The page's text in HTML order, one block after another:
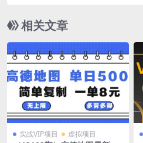
相关文章
实战VIP项目 虚拟项目